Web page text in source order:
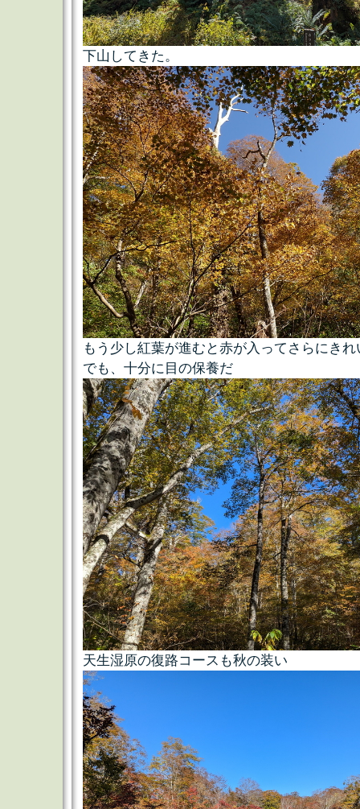
下山してきた。
もう少し紅葉が進むと赤が入ってさらにき
でも、十分に目の保養だ
天生湿原の復路コースも秋の装い